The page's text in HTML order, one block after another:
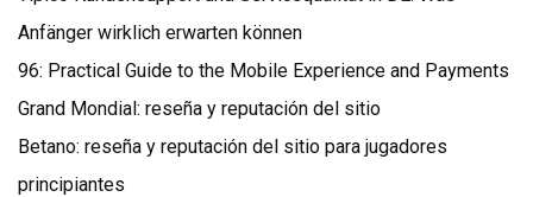
Anfänger wirklich erwarten können
96: Practical Guide to the Mobile Experience and Payments
Grand Mondial: reseña y reputación del sitio
Betano: reseña y reputación del sitio para jugadores
principiantes